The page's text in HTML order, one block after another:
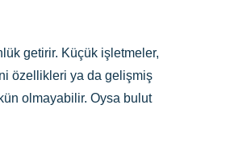
getirir. Küçük işletmeler,
özellikleri ya da gelişmiş
olmayabilir. Oysa bulut